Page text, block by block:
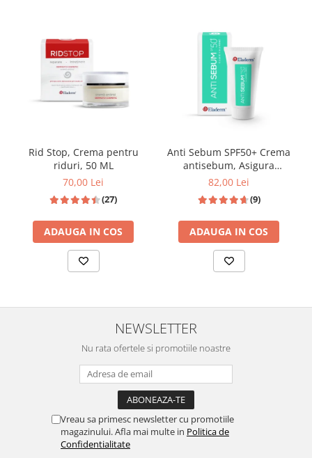
Rid Stop, Crema pentru
riduri, 50 ML
70,00 Lei
(27)
ADAUGA IN COS
Anti Sebum SPF50+ Crema
antisebum, Asigura
Protectie solara ridicata , 50
82,00 Lei
(9)
ADAUGA IN COS
NEWSLETTER
Nu rata ofertele si promotiile noastre
Vreau sa primesc newsletter cu promotiile
magazinului. Afla mai multe in Politica de
Confidentialitate